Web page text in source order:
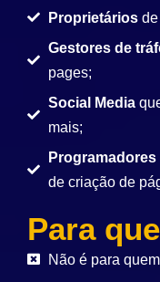
Proprietários
Gestores de
pages;
Social Media
mais;
Programadores
de criação de
Para
Não é para